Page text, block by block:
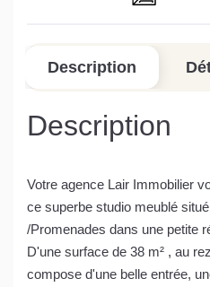
Description
Description
Votre agence Lair Immobilier
ce superbe studio meublé
/Promenades dans une petite
D'une surface de 38 m² , au
compose d'une belle entrée,